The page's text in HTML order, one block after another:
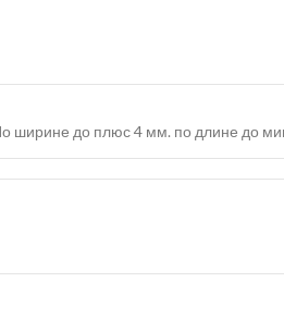
ширине до плюс 4 мм. по длине до